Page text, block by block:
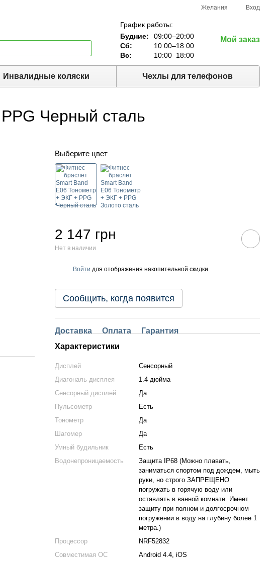
Желания Вход
График работы:
Будние:
09:00–20:00
Сб:
10:00–18:00
Вс:
10:00–18:00
Мой заказ
Инвалидные коляски Чехлы для телефонов
Черный сталь
Выберите цвет
2 147 грн
Нет в наличии
Войти для отображения накопительной скидки
Сообщить, когда появится
Доставка Оплата
Гарантия
Характеристики
Дисплей
Сенсорный
Диагональ дисплея
1.4 дюйма
Сенсорный дисплей
Да
Пульсометр
Есть
Тонометр
Да
Шагомер
Да
Умный будильник
Есть
Водонепроницаемость
Защита IP68 (Можно плавать,
заниматься спортом под дождем, мыть
руки, но строго ЗАПРЕЩЕНО
погружать в горячую воду или
оставлять в ванной комнате. Имеет
защиту при полном и долгосрочном
погружении в воду на глубину более 1
метра.)
Процессор
NRF52832
Совместимая ОС
Android 4.4, iOS